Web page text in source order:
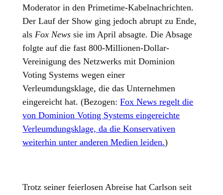
Moderator in den Primetime-Kabelnachrichten.
Der Lauf der Show ging jedoch abrupt zu Ende,
alsFox Newssie im April absagte. Die Absage
folgte auf die fast 800-Millionen-Dollar-
Vereinigung des Netzwerks mit Dominion
Voting Systems wegen einer
Verleumdungsklage, die das Unternehmen
eingereicht hat. (Bezogen:Fox News regelt die
von Dominion Voting Systems eingereichte
Verleumdungsklage, da die Konservativen
weiterhin unter anderen Medien leiden.)
Trotz seiner feierlosen Abreise hat Carlson seit